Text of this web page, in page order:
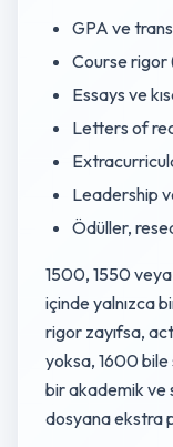
GPA ve
Course rigor
Essays ve
Letters of
Leadership
Ödüller,
1500, 1550
içinde yalnızca
rigor zayıfsa,
yoksa, 1600 bile
bir akademik ve
dosyana ekstra